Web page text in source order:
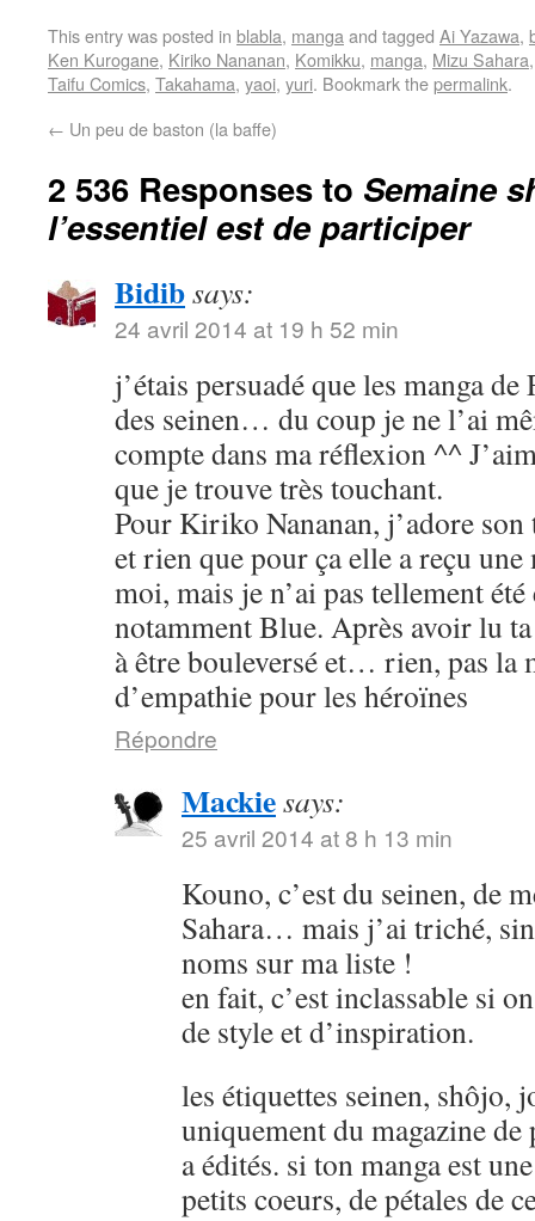
This entry was posted in blabla, mangaand tagged Ai Yazawa,
Ken Kurogane, Kiriko Nananan, Komikku, manga, Mizu Sahara
Taifu Comics, Takahama, yaoi, yuri. Bookmark thepermalink.
← Un peu de baston (la baffe)
2 536 Responses to Semaine
l’essentiel est de participer
Bidibsays:
24 avril 2014 at 19 h 52 min
j’étais persuadé que les manga
des seinen… du coup je ne l’ai
compte dans ma réflexion ^^
que je trouve très touchant.
Pour Kiriko Nananan, j’adore
et rien que pour ça elle a reçu
moi, mais je n’ai pas tellement
notamment Blue. Après avoir lu
à être bouleversé et… rien, pas la
d’empathie pour les héroïnes
Répondre
Mackiesays:
25 avril 2014 at 8 h 13 min
Kouno, c’est du seinen, de
Sahara… mais j’ai triché,
noms sur ma liste !
en fait, c’est inclassable si
de style et d’inspiration.
les étiquettes seinen, shôjo,
uniquement du magazine
a édités. si ton manga est
petits coeurs, de pétales de